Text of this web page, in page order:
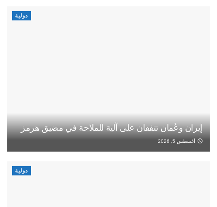
دولية
إيران وعُمان تتفقان على آلية للملاحة في مضيق هرمز
أغسطس 5, 2026
دولية